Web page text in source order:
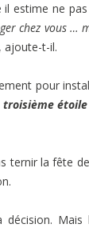
estime ne
chez vous …
, ajoute-t-il.
pour
troisième
ternir la fête
Mais